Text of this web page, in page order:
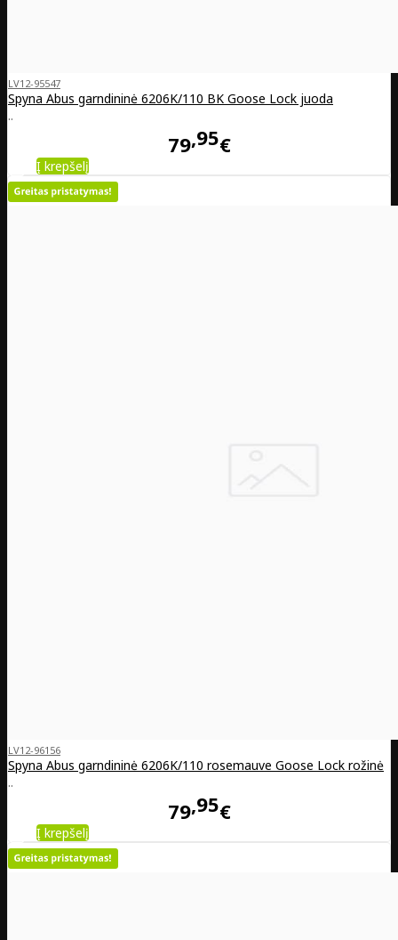
LV12-95547
Spyna Abus garndininė 6206K/110 BK Goose Lock juoda
..
79 95€
Į krepšelį
LV12-96156
Spyna Abus garndininė 6206K/110 rosemauve Goose Lock rožinė
..
79 95€
Į krepšelį